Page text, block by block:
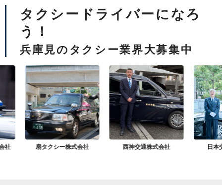
タクシードライバーになろ
う！
兵庫見のタクシー業界大募集中
扇タクシー株式会社 西神交通株式会社 日本